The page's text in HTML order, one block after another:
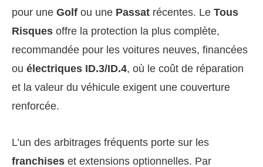
pour une Golf ou une Passat récentes. Le Tous
Risques offre la protection la plus complète,
recommandée pour les voitures neuves, financées
ou électriques ID.3/ID.4, où le coût de réparation
et la valeur du véhicule exigent une couverture
renforcée.
L’un des arbitrages fréquents porte sur les
franchises et extensions optionnelles. Par